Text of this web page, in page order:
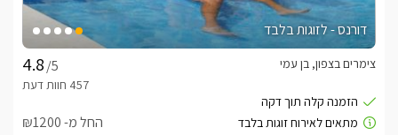
דורנס - לזוגות בלבד
/5
צימרים בצפון, בן עמי
החל מ- ₪1200